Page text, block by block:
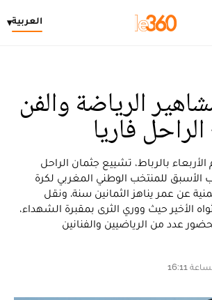
العربية▾
الرياضة والفن
فاريا
الأربعاء بالرباط، تشييع جثمان الراحل
الأسبق للمنتخب الوطني المغربي لكرة
عن عمر يناهز الثمانين سنة. ونقل
الأخير حيث ووري الثرى بمقبرة الشهداء،
عدد من الرياضيين والفنانين